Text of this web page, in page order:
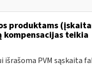
produktams
kompensacijas teikia
PVM sąskaita